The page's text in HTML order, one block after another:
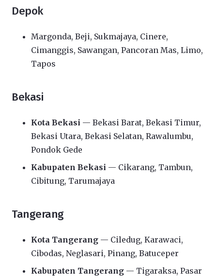
Depok
Margonda, Beji, Sukmajaya, Cinere,
Cimanggis, Sawangan, Pancoran Mas, Limo,
Tapos
Bekasi
Kota Bekasi — Bekasi Barat, Bekasi Timur,
Bekasi Utara, Bekasi Selatan, Rawalumbu,
Pondok Gede
Kabupaten Bekasi — Cikarang, Tambun,
Cibitung, Tarumajaya
Tangerang
Kota Tangerang — Ciledug, Karawaci,
Cibodas, Neglasari, Pinang, Batuceper
Kabupaten Tangerang — Tigaraksa, Pasar